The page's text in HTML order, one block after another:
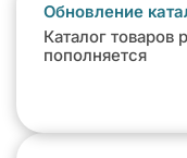
Обновление
Каталог товаров
пополняется